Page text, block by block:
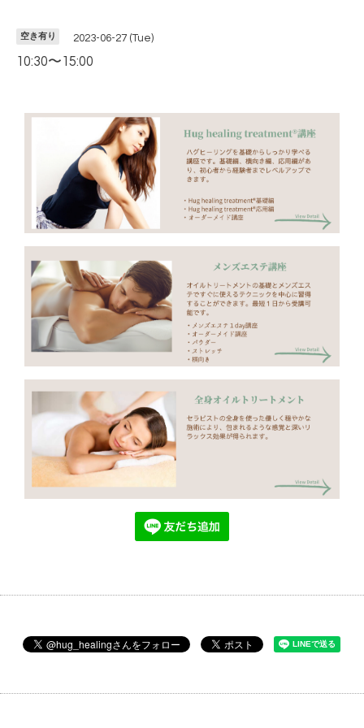
空き有り 2023-06-27 (Tue)
10:30〜15:00